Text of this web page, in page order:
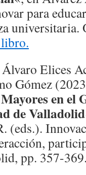
para
universitaria.
Elices
Gómez
en el
de Valladolid
(eds.).
pp. 357-